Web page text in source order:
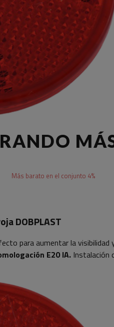
Más barato en el conjunto 4%
DOBPLAST
para aumentar la visibilidad
E20 IA. Instalación